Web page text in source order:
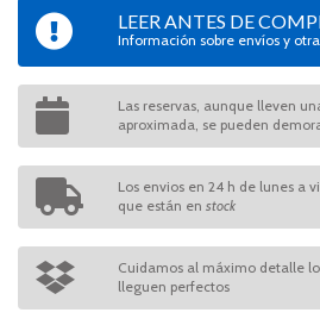
LEER ANTES DE
Información sobre envíos y
Las reservas, aunque lleven
aproximada, se pueden
Los envios en 24 h de lunes a
que están en stock
Cuidamos al máximo detalle
lleguen perfectos